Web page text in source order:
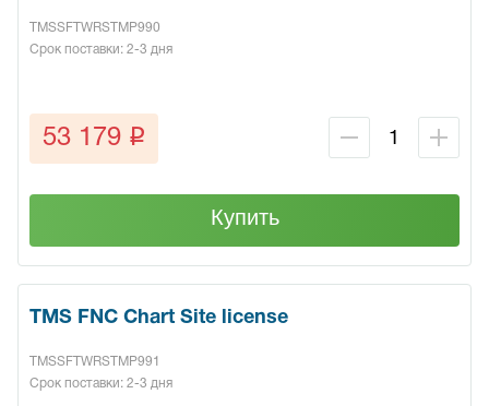
TMSSFTWRSTMP990
Срок поставки: 2-3 дня
53 179 q
Купить
TMS FNC Chart Site license
TMSSFTWRSTMP991
Срок поставки: 2-3 дня